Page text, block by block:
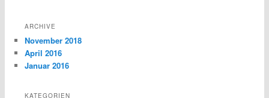
ARCHIVE
November 2018
April 2016
Januar 2016
KATEGORIEN